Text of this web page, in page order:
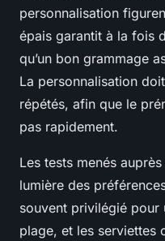
personnalisation
épais garantit à la fois
qu’un bon grammage
La personnalisation
répétés, afin que le
pas rapidement.
Les tests menés
lumière des
souvent privilégié
plage, et les serviettes